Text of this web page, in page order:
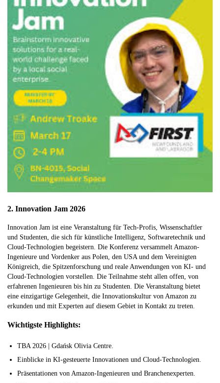
2. Innovation Jam 2026
Innovation Jam ist eine Veranstaltung für Tech-Profis, Wissenschaftler
und Studenten, die sich für künstliche Intelligenz, Softwaretechnik und
Cloud-Technologien begeistern. Die Konferenz versammelt Amazon-
Ingenieure und Vordenker aus Polen, den USA und dem Vereinigten
Königreich, die Spitzenforschung und reale Anwendungen von KI- und
Cloud-Technologien vorstellen. Die Teilnahme steht allen offen, von
erfahrenen Ingenieuren bis hin zu Studenten. Die Veranstaltung bietet
eine einzigartige Gelegenheit, die Innovationskultur von Amazon zu
erkunden und mit Experten auf diesem Gebiet in Kontakt zu treten.
Wichtigste Highlights:
TBA 2026 | Gdańsk Olivia Centre.
Einblicke in KI-gesteuerte Innovationen und Cloud-Technologien.
Präsentationen von Amazon-Ingenieuren und Branchenexperten.